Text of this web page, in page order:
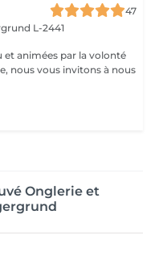
47
L-2441
et animées par la volonté
nous vous invitons à nous
Onglerie et